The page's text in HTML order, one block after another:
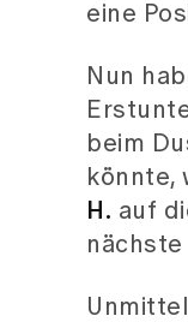
eine
Nun
beim
könnte,
H. auf
nächste